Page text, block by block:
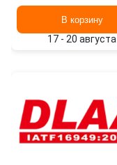
В корзину
17 - 20 августа